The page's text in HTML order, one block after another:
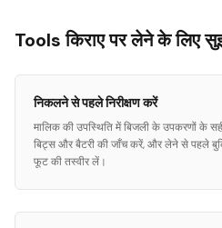
Tools किराए पर लेने के लिए
निकलने से पहले निरीक्षण करें
मालिक की उपस्थिति में बिजली के उपकरणों के
बिट्स और बैटरी की जाँच करें, और लेने से पहले
फूट की तस्वीर लें।